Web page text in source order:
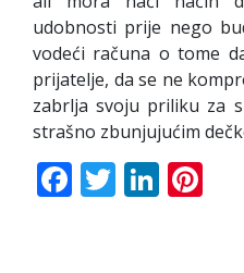
udobnosti prije nego
vodeći računa o tome
prijatelje, da se ne
zabrlja svoju priliku za
strašno zbunjujućim
Facebook
Twitter